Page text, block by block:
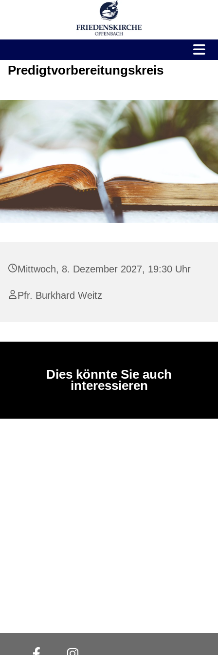
Predigtvorbereitungskreis
Mittwoch, 8. Dezember 2027, 19:30 Uhr
Pfr. Burkhard Weitz
Dies könnte Sie auch
interessieren